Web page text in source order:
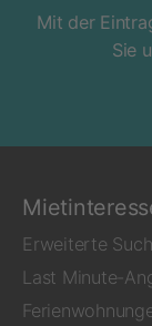
Mit der
Sie
Erweiterte
Last Minute-